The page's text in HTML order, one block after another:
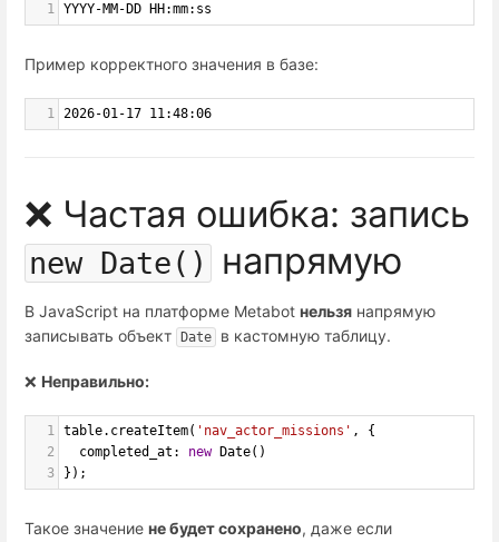
1 YYYY-MM-DD HH:mm:ss
Пример корректного значения в базе:
1 2026-01-17 11:48:06
❌ Частая ошибка: запись
new Date() напрямую
В JavaScript на платформе Metabot нельзя напрямую
записывать объект Date в кастомную таблицу.
❌ Неправильно:
1 table. createItem( 'nav_actor_missions' , {
2
completed_at : new Date()
3
});
Такое значение не будет сохранено, даже если